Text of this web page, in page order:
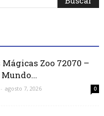
Zoo 72070 –
- agosto 7, 2026 0